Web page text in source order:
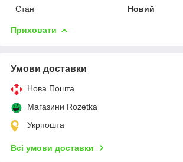
Стан
Новий
Приховати
Умови доставки
Нова Пошта
Магазини Rozetka
Укрпошта
Всі умови доставки